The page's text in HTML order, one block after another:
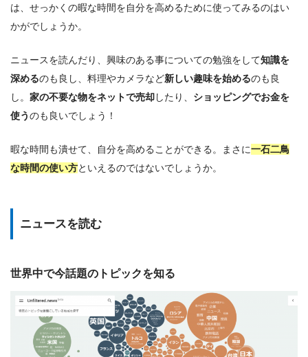
は、せっかくの暇な時間を自分を高めるために使ってみるのはい
かがでしょうか。
ニュースを読んだり、興味のある事についての勉強をして知識を
深めるのも良し、料理やカメラなど新しい趣味を始めるのも良
し。 家の不要な物をネットで売却 したり、 ショッピングでお金を
使うのも良いでしょう！
暇な時間も潰せて、自分を高めることができる。まさに一石二鳥
な時間の使い方といえるのではないでしょうか。
ニュースを読む
世界中で今話題のトピックを知る